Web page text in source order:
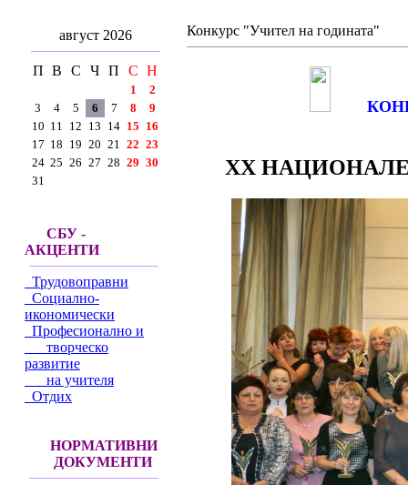
август 2026
П В С Ч П С Н
1
2
3
4 5 6 7 8
9
10 11 12 13 14 15 16
17 18 19 20 21 22 23
24 25 26 27 28 29 30
31
СБУ -
АКЦЕНТИ
Трудовоправни
Социално-
икономически
Професионално и
творческо
развитие
на учителя
Отдих
НОРМАТИВНИ
ДОКУМЕНТИ
Конкурс "Учител на годината"
XX